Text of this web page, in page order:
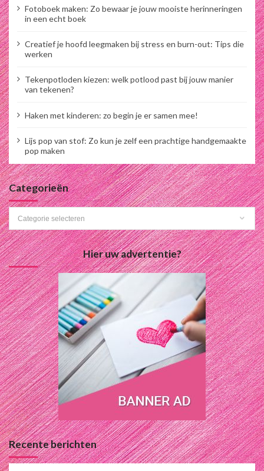
i
t
e
Fotoboek maken: Zo bewaar je jouw mooiste herinneringen
in een echt boek
Creatief je hoofd leegmaken bij stress en burn-out: Tips die
werken
Tekenpotloden kiezen: welk potlood past bij jouw manier
van tekenen?
Haken met kinderen: zo begin je er samen mee!
Lijs pop van stof: Zo kun je zelf een prachtige handgemaakte
pop maken
Categorieën
Categorieën
Hier uw advertentie?
Recente berichten